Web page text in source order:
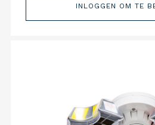
INLOGGEN OM TE